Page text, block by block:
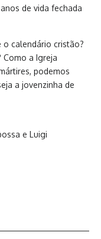
de vida fechada
o calendário cristão?
Como a Igreja
podemos
a jovenzinha de
e Luigi